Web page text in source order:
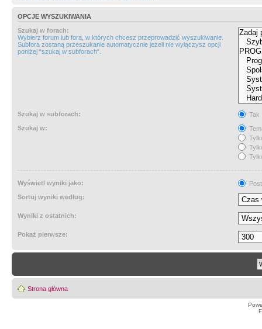
OPCJE WYSZUKIWANIA
Szukaj w forach:
Wybierz forum lub fora, w których chcesz przeprowadzić wyszukiwanie.
Subfora zostaną przeszukanie automatycznie jeżeli nie wyłączysz opcji
poniżej “szukaj w subforach“.
Szukaj w subforach:
Tak
Szukaj w:
Wyświetl wyniki jako:
Sortuj wyniki według:
Wyniki z ostatnich:
Pokaż pierwsze:
Strona główna